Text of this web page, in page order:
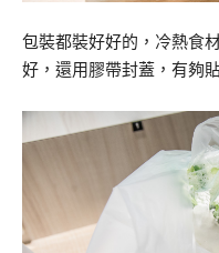
包裝都裝好好的，冷熱食
好，還用膠帶封蓋，有夠